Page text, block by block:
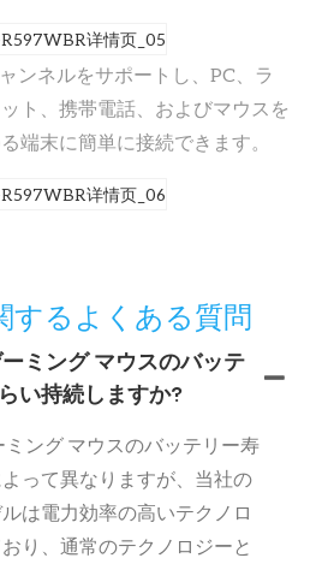
ンネルをサポートし、PC、ラ
ト、携帯電話、およびマウスを
端末に簡単に接続できます。
するよくある質問
ミング マウスのバッテ
い持続しますか?
ミング マウスのバッテリー寿
って異なりますが、当社の
は電力効率の高いテクノロ
り、通常のテクノロジーと